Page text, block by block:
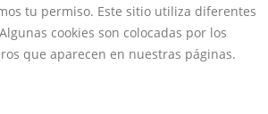
tu permiso. Este sitio utiliza diferentes
cookies son colocadas por los
que aparecen en nuestras páginas.